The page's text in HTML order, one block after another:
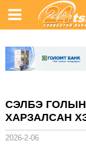
СЭЛБЭ
ХАРЗАЛСАН
2026-2-06